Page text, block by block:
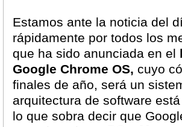
Estamos ante la noticia del
rápidamente por todos los
que ha sido anunciada en el
Google Chrome OS, cuyo
finales de año, será un
arquitectura de software
lo que sobra decir que